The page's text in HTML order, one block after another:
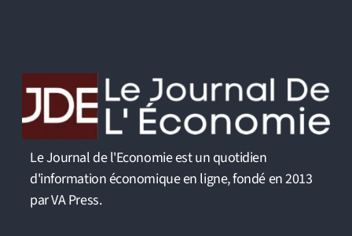
Le Journal de l'Economie est un quotidien
d'information économique en ligne, fondé en 2013
par VA Press.